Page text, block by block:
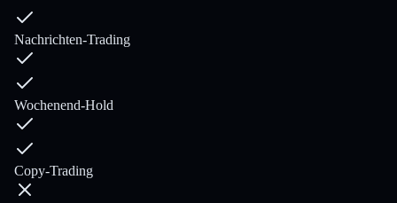
Nachrichten-Trading
Wochenend-Hold
Copy-Trading